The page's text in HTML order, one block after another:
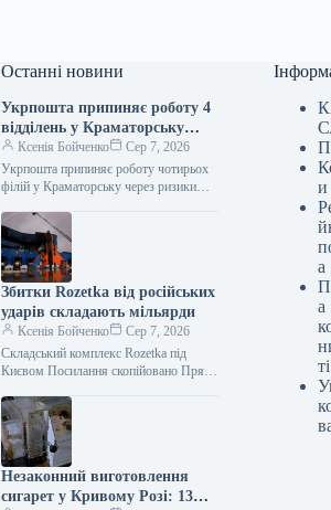
Останні новини
Укрпошта припиняє роботу 4
відділень у Краматорську
через обстріли
Ксенія Бойченко
Сер 7, 2026
Укрпошта припиняє роботу чотирьох
філій у Краматорську через ризики
огляду на складну ситуацію з
безпекою, АТ…
Збитки Rozetka від російських
ударів складають мільярди
Ксенія Бойченко
Сер 7, 2026
Складський комплекс Rozetka під
Києвом Посилання скопійовано Прямі
ударів оцінюються мільярдами
гривень, що є безпрецедентними
втратами…
Незаконний виготовлення
сигарет у Кривому Розі: 13
и
а
а
ті